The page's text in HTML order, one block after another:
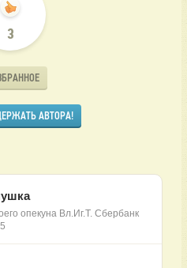
3
АВТОРА!
опекуна Вл.Иг.Т. Сбербанк